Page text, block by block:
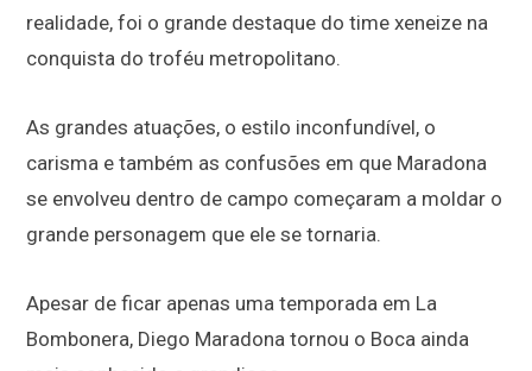
realidade, foi o grande destaque do time xeneize na
conquista do troféu metropolitano.
As grandes atuações, o estilo inconfundível, o
carisma e também as confusões em que Maradona
se envolveu dentro de campo começaram a moldar o
grande personagem que ele se tornaria.
Apesar de ficar apenas uma temporada em La
Bombonera, Diego Maradona tornou o Boca ainda